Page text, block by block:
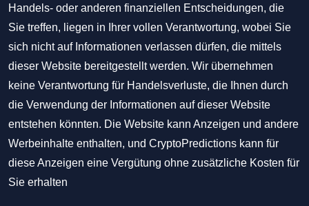
Handels- oder anderen finanziellen Entscheidungen, die
Sie treffen, liegen in Ihrer vollen Verantwortung, wobei Sie
sich nicht auf Informationen verlassen dürfen, die mittels
dieser Website bereitgestellt werden. Wir übernehmen
keine Verantwortung für Handelsverluste, die Ihnen durch
die Verwendung der Informationen auf dieser Website
entstehen könnten. Die Website kann Anzeigen und andere
Werbeinhalte enthalten, und CryptoPredictions kann für
diese Anzeigen eine Vergütung ohne zusätzliche Kosten für
Sie erhalten